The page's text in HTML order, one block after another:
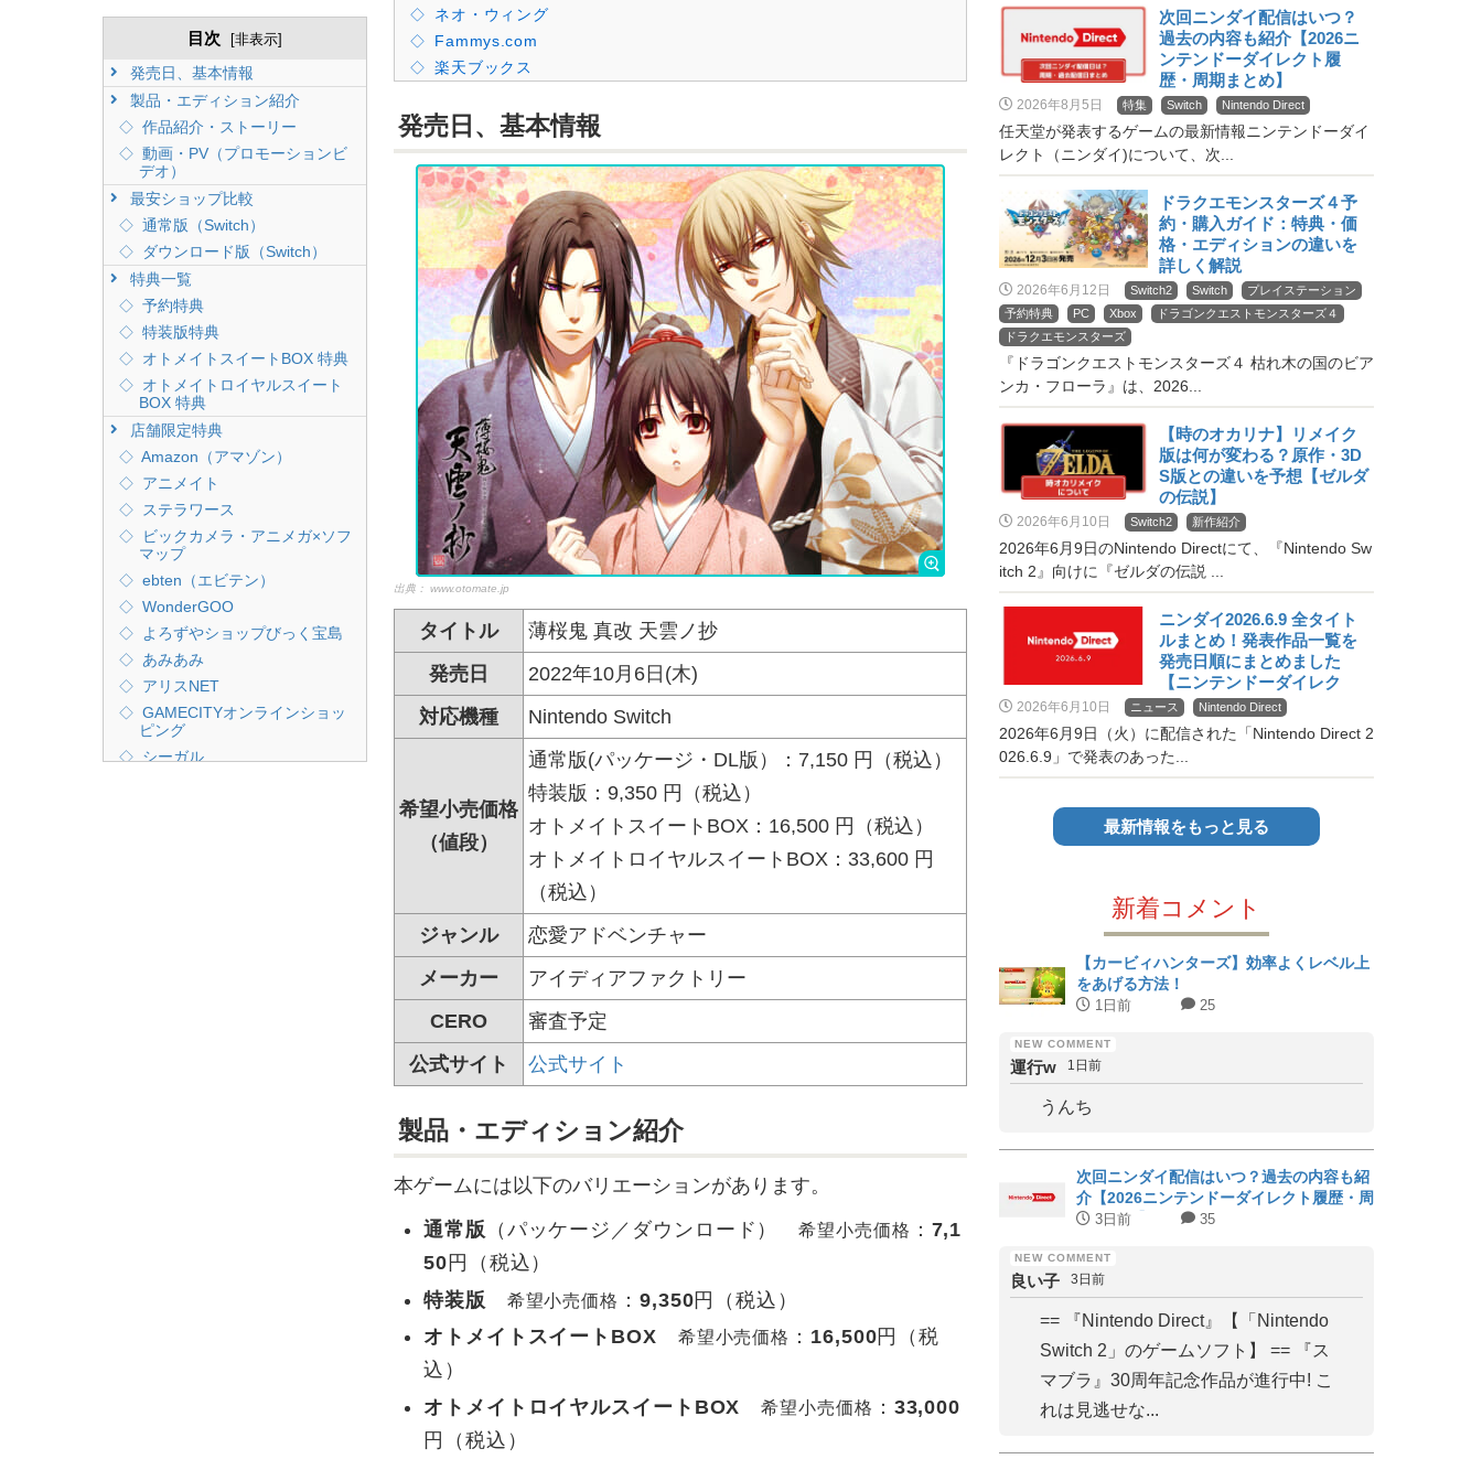
目次 [非表示]
発売日、基本情報
製品・エディション紹介
作品紹介・ストーリー
動画・PV（プロモーションビ
デオ）
最安ショップ比較
通常版（Switch）
ダウンロード版（Switch）
特典一覧
予約特典
特装版特典
オトメイトスイートBOX 特典
オトメイトロイヤルスイート
BOX 特典
店舗限定特典
Amazon（アマゾン）
アニメイト
ステラワース
ビックカメラ・アニメガ×ソフ
マップ
ebten（エビテン）
WonderGOO
よろずやショップびっく宝島
あみあみ
アリスNET
GAMECITYオンラインショッ
ピング
シーガル
ネオ・ウィング
Fammys.com
楽天ブックス
発売日、基本情報
出典： www.otomate.jp
タイトル
薄桜鬼 真改 天雲ノ抄
発売日
2022年10月6日(木)
対応機種
Nintendo Switch
希望小売価格
（値段）
通常版(パッケージ・DL版）：7,150 円（税込）
特装版：9,350 円（税込）
オトメイトスイートBOX：16,500 円（税込）
オトメイトロイヤルスイートBOX：33,600 円
（税込）
ジャンル
恋愛アドベンチャー
メーカー
アイディアファクトリー
CERO
審査予定
公式サイト
公式サイト
製品・エディション紹介
本ゲームには以下のバリエーションがあります。
通常版 （パッケージ／ダウンロード）希望小売価格 ： 7,1
50 円（税込）
特装版
希望小売価格 ： 9,350円（税込）
オトメイトスイートBOX
希望小売価格 ： 16,500円（税
込）
オトメイトロイヤルスイートBOX
希望小売価格 ： 33,000
円（税込）
次回ニンダイ配信はいつ？
過去の内容も紹介【2026ニ
ンテンドーダイレクト履
歴・周期まとめ】
2026年8月5日 特集 Switch Nintendo Direct
任天堂が発表するゲームの最新情報ニンテンドーダイ
レクト（ニンダイ)について、次...
ドラクエモンスターズ４予
約・購入ガイド：特典・価
格・エディションの違いを
詳しく解説
2026年6月12日 Switch2 Switch
プレイステーション
予約特典
PC Xbox
ドラゴンクエストモンスターズ４
ドラクエモンスターズ
『ドラゴンクエストモンスターズ４ 枯れ木の国のビア
ンカ・フローラ』は、2026...
【時のオカリナ】リメイク
版は何が変わる？原作・3D
S版との違いを予想【ゼルダ
の伝説】
2026年6月10日 Switch2 新作紹介
2026年6月9日のNintendo Directにて、『Nintendo Sw
itch 2』向けに『ゼルダの伝説 ...
ニンダイ2026.6.9 全タイト
ルまとめ！発表作品一覧を
発売日順にまとめました
【ニンテンドーダイレク
ト】
2026年6月10日 ニュース Nintendo Direct
2026年6月9日（火）に配信された「Nintendo Direct 2
026.6.9」で発表のあった...
最新情報をもっと見る
新着コメント
【カービィハンターズ】効率よくレベル上
をあげる方法！
1日前 25
運行w 1日前
うんち
次回ニンダイ配信はいつ？過去の内容も紹
介【2026ニンテンドーダイレクト履歴・周
期まとめ】
3日前 35
良い子 3日前
== 『Nintendo Direct』【「Nintendo
Switch 2」のゲームソフト】 == 『ス
マブラ』30周年記念作品が進行中! こ
れは見逃せな...